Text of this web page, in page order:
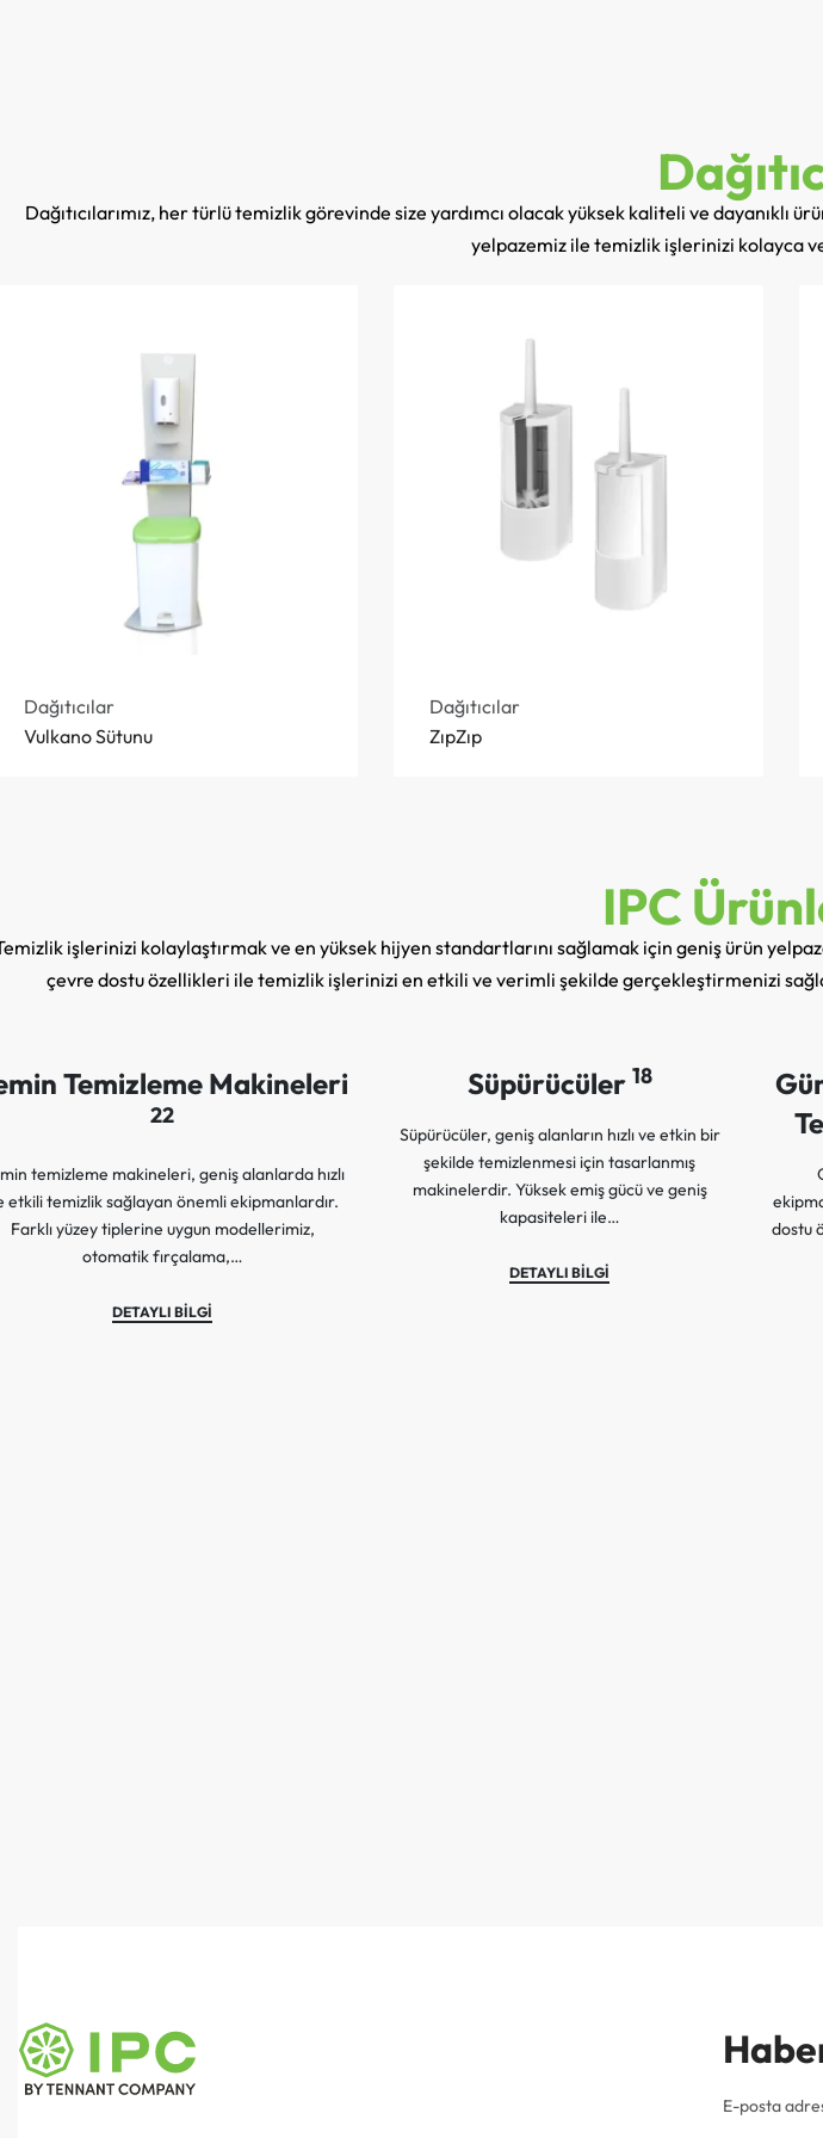
Dağıtıcılarımız, her türlü temizlik görevinde size yardımcı olacak yüksek kaliteli ve
yelpazemiz ile temizlik işlerinizi kolayca
Dağıtıcılar
Vulkano Sütunu
Dağıtıcılar
ZıpZıp
IPC
işlerinizi kolaylaştırmak ve en yüksek hijyen standartlarını sağlamak için geniş ürün
çevre dostu özellikleri ile temizlik işlerinizi en etkili ve verimli şekilde gerçekleştirmenizi
Temizleme Makineleri
22
temizleme makineleri, geniş alanlarda hızlı
etkili temizlik sağlayan önemli ekipmanlardır.
Farklı yüzey tiplerine uygun modellerimiz,
otomatik fırçalama,…
DETAYLI BİLGİ
Süpürücüler 18
Süpürücüler, geniş alanların hızlı ve etkin bir
şekilde temizlenmesi için tasarlanmış
makinelerdir. Yüksek emiş gücü ve geniş
kapasiteleri ile…
DETAYLI BİLGİ
dostu
E-posta